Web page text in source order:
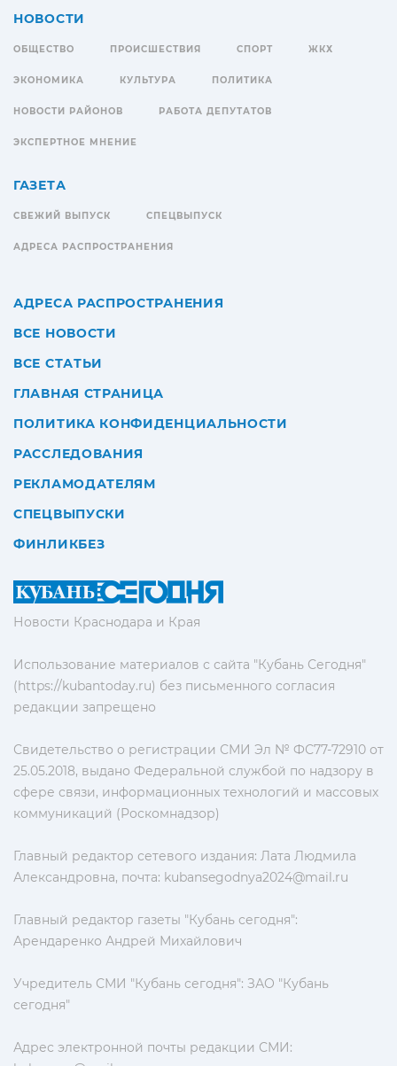
Новости Краснодара и Края
Использование материалов с сайта "Кубань Сегодня"
(https://kubantoday.ru) без письменного согласия
редакции запрещено
Свидетельство о регистрации СМИ Эл № ФС77-72910 от
25.05.2018, выдано Федеральной службой по надзору в
сфере связи, информационных технологий и массовых
коммуникаций (Роскомнадзор)
Главный редактор сетевого издания: Лата Людмила
Александровна, почта: kubansegodnya2024@mail.ru
Главный редактор газеты "Кубань сегодня":
Арендаренко Андрей Михайлович
Учредитель СМИ "Кубань сегодня": ЗАО "Кубань
сегодня"
Адрес электронной почты редакции СМИ:
НОВОСТИ
ОБЩЕСТВО ПРОИСШЕСТВИЯ СПОРТ ЖКХ
ЭКОНОМИКА КУЛЬТУРА ПОЛИТИКА
НОВОСТИ РАЙОНОВ РАБОТА ДЕПУТАТОВ
ЭКСПЕРТНОЕ МНЕНИЕ
ГАЗЕТА
СВЕЖИЙ ВЫПУСК СПЕЦВЫПУСК
АДРЕСА РАСПРОСТРАНЕНИЯ
АДРЕСА РАСПРОСТРАНЕНИЯ
ВСЕ НОВОСТИ
ВСЕ СТАТЬИ
ГЛАВНАЯ СТРАНИЦА
ПОЛИТИКА КОНФИДЕНЦИАЛЬНОСТИ
РАССЛЕДОВАНИЯ
РЕКЛАМОДАТЕЛЯМ
СПЕЦВЫПУСКИ
ФИНЛИКБЕЗ